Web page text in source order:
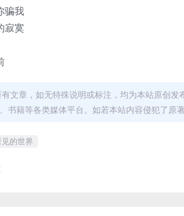
骗我
寂寞
文章，如无特殊说明或标注，均为本站原创
书籍等各类媒体平台。如若本站内容侵犯了原
的世界